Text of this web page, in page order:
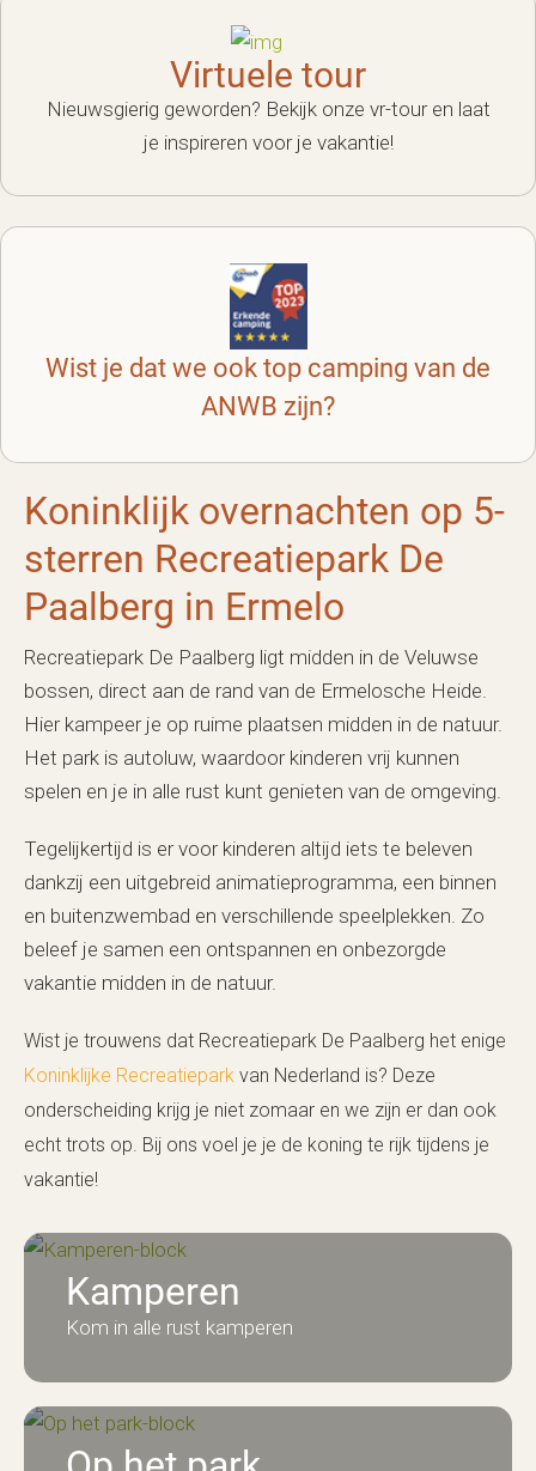
Koninklijk overnachten op 5-
sterren Recreatiepark De
Paalberg in Ermelo
Recreatiepark De Paalberg ligt midden in de Veluwse
bossen, direct aan de rand van de Ermelosche Heide.
Hier kampeer je op ruime plaatsen midden in de natuur.
Het park is autoluw, waardoor kinderen vrij kunnen
spelen en je in alle rust kunt genieten van de omgeving.
Tegelijkertijd is er voor kinderen altijd iets te beleven
dankzij een uitgebreid animatieprogramma, een binnen
en buitenzwembad en verschillende speelplekken. Zo
beleef je samen een ontspannen en onbezorgde
vakantie midden in de natuur.
Wist je trouwens dat Recreatiepark De Paalberg het enige
Koninklijke Recreatiepark van Nederland is? Deze
onderscheiding krijg je niet zomaar en we zijn er dan ook
echt trots op. Bij ons voel je je de koning te rijk tijdens je
vakantie!
Virtuele tour
Nieuwsgierig geworden? Bekijk onze vr-tour en laat
je inspireren voor je vakantie!
Wist je dat we ook top camping van de
ANWB zijn?
Kamperen
Kom in alle rust kamperen